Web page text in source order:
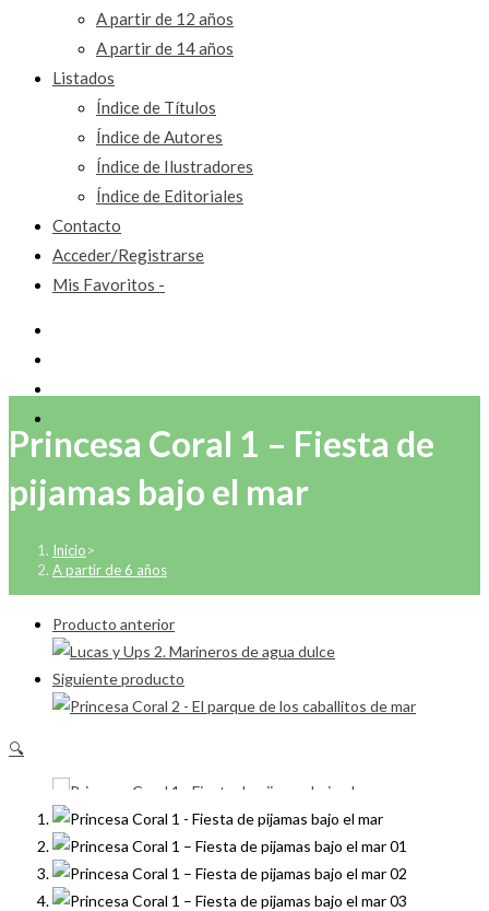
A partir de 12 años
A partir de 14 años
Listados
Índice de Títulos
Índice de Autores
Índice de Ilustradores
Índice de Editoriales
Contacto
Acceder/Registrarse
Mis Favoritos -
Princesa Coral 1 – Fiesta de
pijamas bajo el mar
Inicio>
A partir de 6 años
Producto anterior
Siguiente producto
🔍